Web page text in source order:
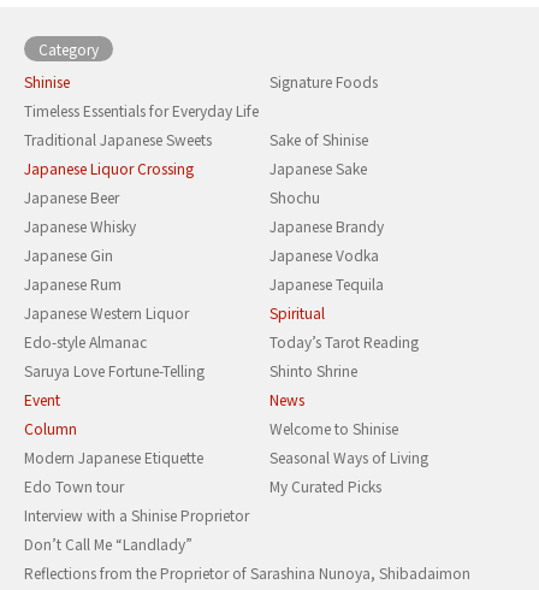
Category
Shinise
Signature Foods
Timeless Essentials for Everyday Life
Traditional Japanese Sweets
Sake of Shinise
Japanese Liquor Crossing
Japanese Sake
Japanese Beer
Shochu
Japanese Whisky
Japanese Brandy
Japanese Gin
Japanese Vodka
Japanese Rum
Japanese Tequila
Japanese Western Liquor
Spiritual
Edo-style Almanac
Today’s Tarot Reading
Saruya Love Fortune-Telling
Shinto Shrine
Event
News
Column
Welcome to Shinise
Modern Japanese Etiquette
Seasonal Ways of Living
Edo Town tour
My Curated Picks
Interview with a Shinise Proprietor
Don’t Call Me “Landlady”
Reflections from the Proprietor of Sarashina Nunoya, Shibadaimon